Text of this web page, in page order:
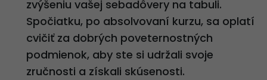
zvýšeniu vašej sebadôvery na tabuli.
Spočiatku, po absolvovaní kurzu, sa oplatí
cvičiť za dobrých poveternostných
podmienok, aby ste si udržali svoje
zručnosti a získali skúsenosti.